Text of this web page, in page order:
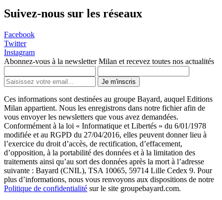
Suivez-nous sur les réseaux
Facebook
Twitter
Instagram
Abonnez-vous à la newsletter Milan et recevez toutes nos actualités
Je m'inscris
Ces informations sont destinées au groupe Bayard, auquel Editions
Milan appartient. Nous les enregistrons dans notre fichier afin de
vous envoyer les newsletters que vous avez demandées.
Conformément à la loi « Informatique et Libertés » du 6/01/1978
modifiée et au RGPD du 27/04/2016, elles peuvent donner lieu à
l’exercice du droit d’accès, de rectification, d’effacement,
d’opposition, à la portabilité des données et à la limitation des
traitements ainsi qu’au sort des données après la mort à l’adresse
suivante : Bayard (CNIL), TSA 10065, 59714 Lille Cedex 9. Pour
plus d’informations, nous vous renvoyons aux dispositions de notre
Politique de confidentialité sur le site groupebayard.com.